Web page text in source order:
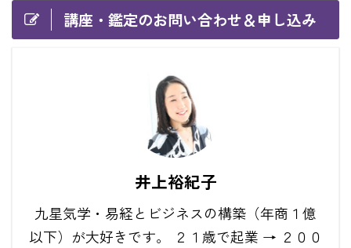
講座・鑑定のお問い合わせ＆申し込み
井上裕紀子
九星気学・易経とビジネスの構築（年商１億
以下）が大好きです。 ２１歳で起業 → ２００